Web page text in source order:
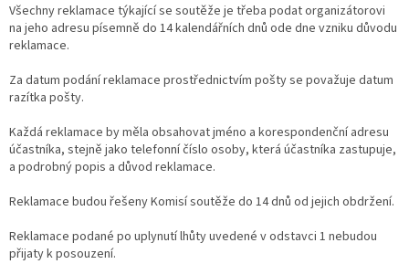
Všechny reklamace týkající se soutěže je třeba podat organizátorovi
na jeho adresu písemně do 14 kalendářních dnů ode dne vzniku důvodu
reklamace.
Za datum podání reklamace prostřednictvím pošty se považuje datum
razítka pošty.
Každá reklamace by měla obsahovat jméno a korespondenční adresu
účastníka, stejně jako telefonní číslo osoby, která účastníka zastupuje,
a podrobný popis a důvod reklamace.
Reklamace budou řešeny Komisí soutěže do 14 dnů od jejich obdržení.
Reklamace podané po uplynutí lhůty uvedené v odstavci 1 nebudou
přijaty k posouzení.